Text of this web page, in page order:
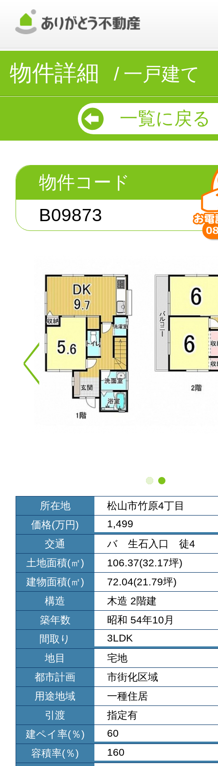
物件詳細 一戸建て
一覧に戻る
物件コード
B09873
所在地
松山市竹原4丁目
価格(万円)
1,499
交通
バ 生石入口 徒4
土地面積(㎡)
106.37(32.17坪)
建物面積(㎡)
72.04(21.79坪)
構造
木造 2階建
築年数
昭和 54年10月
間取り
3LDK
地目
宅地
都市計画
市街化区域
用途地域
一種住居
引渡
指定有
建ペイ率(％)
60
容積率(％)
160